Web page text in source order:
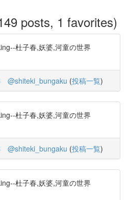
posts, 1 favorites)
杜子春,妖婆,河童の世界
@shiteki_bungaku (投稿一覧)
杜子春,妖婆,河童の世界
@shiteki_bungaku (投稿一覧)
杜子春,妖婆,河童の世界